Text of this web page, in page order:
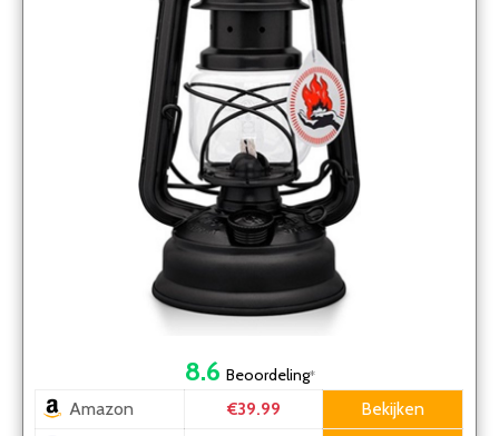
8.6 Beoordeling*
Amazon €39.99
Bekijken